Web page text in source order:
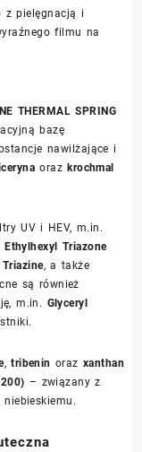
z pielęgnacją i
filmu na
THERMAL SPRING
bazę
nawilżające i
oraz krochmal
UV i HEV, m.in.
Ethylhexyl Triazone
, a także
są również
m.in. Glyceryl
,tribenin orazxanthan
– związany z